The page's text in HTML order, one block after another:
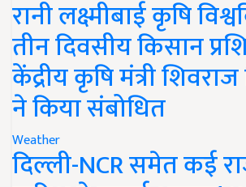
रानी लक्ष्मीबाई कृषि
तीन दिवसीय किसान
केंद्रीय कृषि मंत्री
ने किया संबोधित
Weather
दिल्ली-NCR समेत कई